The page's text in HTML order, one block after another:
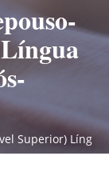
Superior)